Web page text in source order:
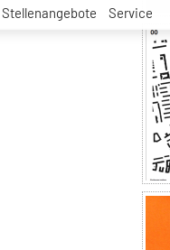
Stellenangebote Service